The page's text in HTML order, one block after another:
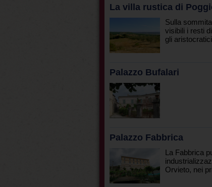
La villa rustica di
Sulla
visibili i resti
gli
Palazzo Bufalari
Palazzo Fabbrica
La Fabbrica
Orvieto, nei